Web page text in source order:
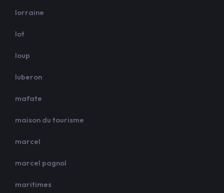
lorraine
lot
loup
luberon
mafate
maison du tourisme
marcel
marcel pagnol
maritimes